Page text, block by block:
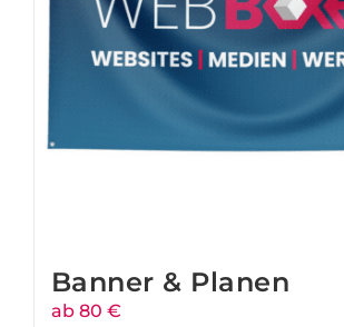
Banner & Planen
ab 80 €